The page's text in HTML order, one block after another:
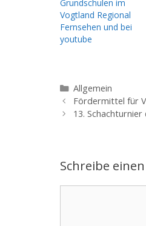
Grundschulen im
Vogtland Regional
Fernsehen und bei
youtube
Kategorien
Allgemein
Fördermittel für
13.
Schreibe